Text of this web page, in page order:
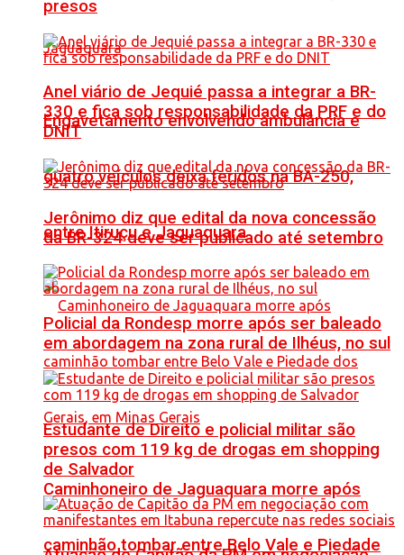
Engavetamento envolvendo ambulância e
quatro veículos deixa feridos na BA-250,
entre Itiruçu e Jaguaquara
Caminhoneiro de Jaguaquara morre após
caminhão tombar entre Belo Vale e Piedade
presos
Anel viário de Jequié passa a integrar a BR-
330 e fica sob responsabilidade da PRF e do
DNIT
Jerônimo diz que edital da nova concessão
da BR-324 deve ser publicado até setembro
Policial da Rondesp morre após ser baleado
em abordagem na zona rural de Ilhéus, no sul
Estudante de Direito e policial militar são
presos com 119 kg de drogas em shopping
de Salvador